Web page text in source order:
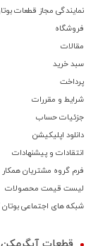
نمایندگی مجاز قطعات
فروشگاه
مقالات
سبد خرید
پرداخت
شرایط و مقررات
جزئیات حساب
دانلود اپلیکیشن
انتقادات و پیشنهادات
فرم گروه مشتریان همکار
لیست قیمت محصولات
شبکه های اجتماعی